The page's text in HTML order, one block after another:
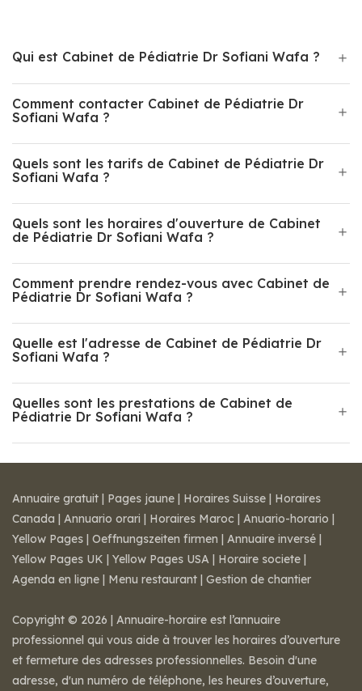
Qui est Cabinet de Pédiatrie Dr Sofiani Wafa ?
Comment contacter Cabinet de Pédiatrie Dr
Sofiani Wafa ?
Quels sont les tarifs de Cabinet de Pédiatrie Dr
Sofiani Wafa ?
Quels sont les horaires d'ouverture de Cabinet
de Pédiatrie Dr Sofiani Wafa ?
Comment prendre rendez-vous avec Cabinet de
Pédiatrie Dr Sofiani Wafa ?
Quelle est l'adresse de Cabinet de Pédiatrie Dr
Sofiani Wafa ?
Quelles sont les prestations de Cabinet de
Pédiatrie Dr Sofiani Wafa ?
Annuaire gratuit | Pages jaune | Horaires Suisse | Horaires
Canada | Annuario orari | Horaires Maroc | Anuario-horario |
Yellow Pages | Oeffnungszeiten firmen | Annuaire inversé |
Yellow Pages UK | Yellow Pages USA | Horaire societe |
Agenda en ligne | Menu restaurant | Gestion de chantier
Copyright © 2026 | Annuaire-horaire est l’annuaire
professionnel qui vous aide à trouver les horaires d’ouverture
et fermeture des adresses professionnelles. Besoin d'une
adresse, d'un numéro de téléphone, les heures d’ouverture,